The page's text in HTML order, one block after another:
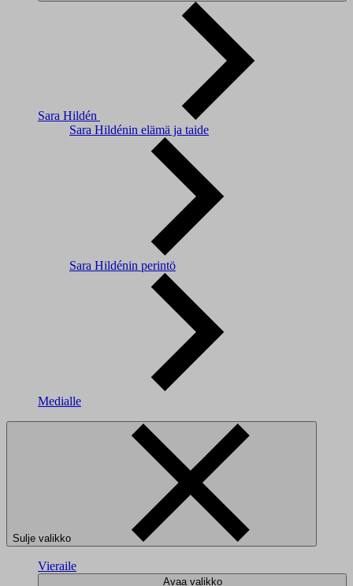
Sara Hildén
Sara Hildénin elämä ja taide
Sara Hildénin perintö
Medialle
Sulje valikko
Vieraile
Avaa valikko